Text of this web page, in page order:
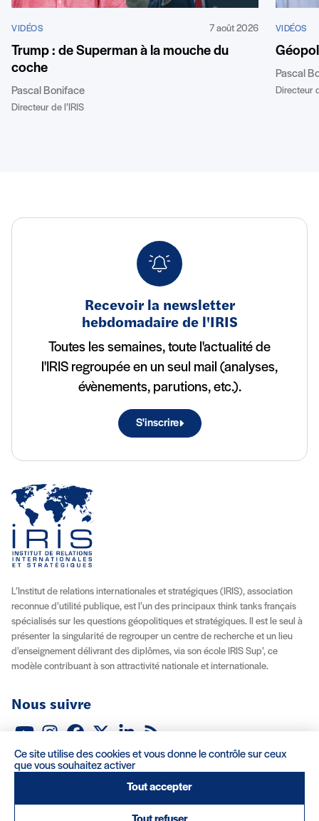
VIDÉOS 7 août 2026
Trump : de Superman à la mouche du
coche
Pascal Boniface
Directeur de l’IRIS
VIDÉOS
Pascal
Directeur
Recevoir la newsletter
hebdomadaire de l'IRIS
Toutes les semaines, toute l'actualité de
l'IRIS regroupée en un seul mail (analyses,
évènements, parutions, etc.).
S'inscrire
L’Institut de relations internationales et stratégiques (IRIS), association
reconnue d’utilité publique, est l’un des principaux think tanks français
spécialisés sur les questions géopolitiques et stratégiques. Il est le seul à
présenter la singularité de regrouper un centre de recherche et un lieu
d’enseignement délivrant des diplômes, via son école IRIS Sup’, ce
modèle contribuant à son attractivité nationale et internationale.
Nous suivre
À propos
Recrutement Locations Contact
Conditions d’utilisation
Ce site utilise des cookies et vous donne le contrôle sur ceux
que vous souhaitez activer
Tout accepter